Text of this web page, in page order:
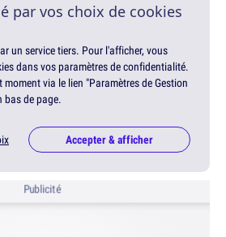
par vos choix de cookies
un service tiers. Pour l'afficher, vous
dans vos paramètres de confidentialité.
via le lien "Paramètres de Gestion
bas de page.
Accepter & afficher
Publicité